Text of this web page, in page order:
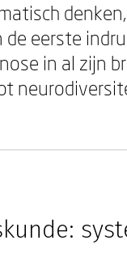
eerste
in al zijn